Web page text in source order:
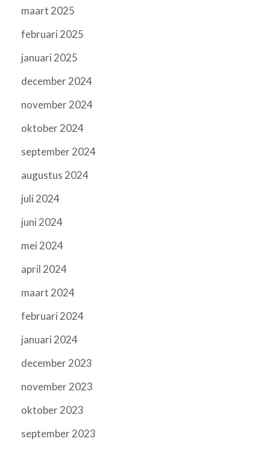
maart 2025
februari 2025
januari 2025
december 2024
november 2024
oktober 2024
september 2024
augustus 2024
juli 2024
juni 2024
mei 2024
april 2024
maart 2024
februari 2024
januari 2024
december 2023
november 2023
oktober 2023
september 2023